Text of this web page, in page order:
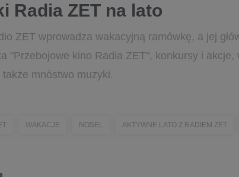
Radia ZET na lato
ZET wprowadza wakacyjną ramówkę, a jej
"Przebojowe kino Radia ZET", konkursy i
mnóstwo muzyki.
WAKACJE NOSEL AKTYWNE LATO Z RADIEM ZET